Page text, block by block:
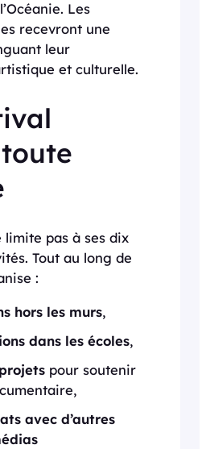
Les
recevront une
leur
et culturelle.
limite pas à ses dix
Tout au long de
:
hors les murs,
dans les écoles,
pour soutenir
avec d’autres